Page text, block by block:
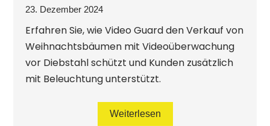
23. Dezember 2024
Erfahren Sie, wie Video Guard den Verkauf von
Weihnachtsbäumen mit Videoüberwachung
vor Diebstahl schützt und Kunden zusätzlich
mit Beleuchtung unterstützt.
Weiterlesen